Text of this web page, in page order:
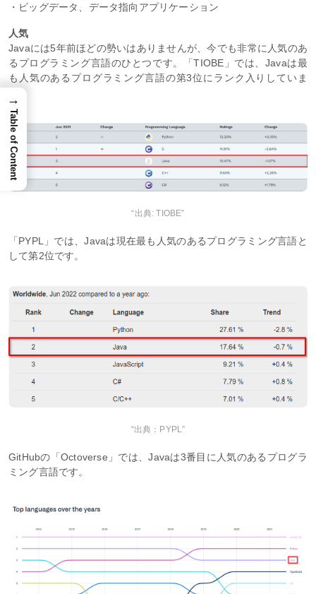
・ビッグデータ、データ指向アプリケーション
人気
Javaには5年前ほどの勢いはありませんが、今でも非常に人気のあ
るプログラミング言語のひとつです。「TIOBE」では、Javaは最
も人気のあるプログラミング言語の第3位にランク入りしていま
す。
“出典: TIOBE”
「PYPL」では、Javaは現在最も人気のあるプログラミング言語と
して第2位です。
“出典：PYPL”
GitHubの「Octoverse」では、Javaは3番目に人気のあるプログラ
ミング言語です。
→
Table of Content